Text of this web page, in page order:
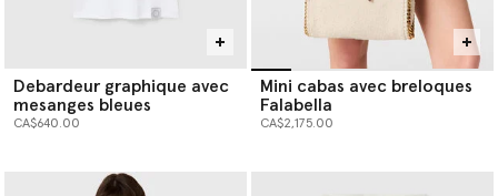
Debardeur graphique avec
mesanges bleues
CA$640.00
Mini cabas avec breloques
Falabella
CA$2,175.00